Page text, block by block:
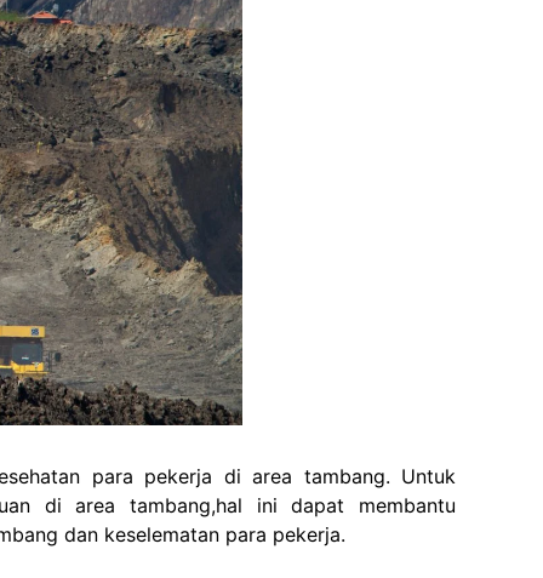
para pekerja di area tambang. Untuk
di area tambang,hal ini dapat membantu
dan keselematan para pekerja.